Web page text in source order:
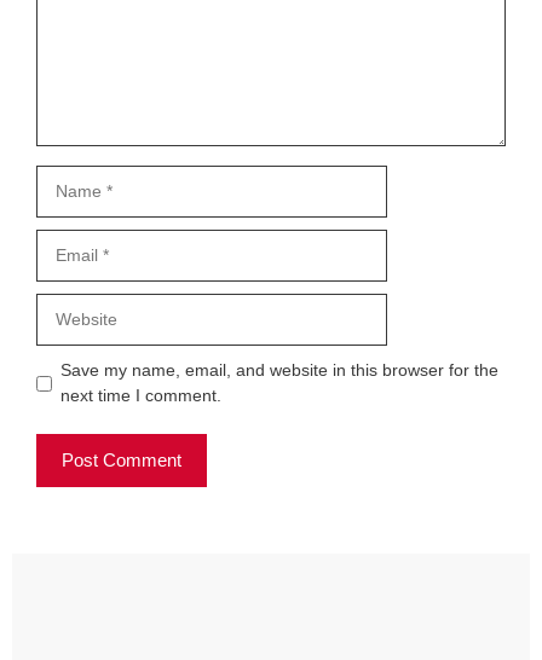
Save my name, email, and website in this browser for the
next time I comment.